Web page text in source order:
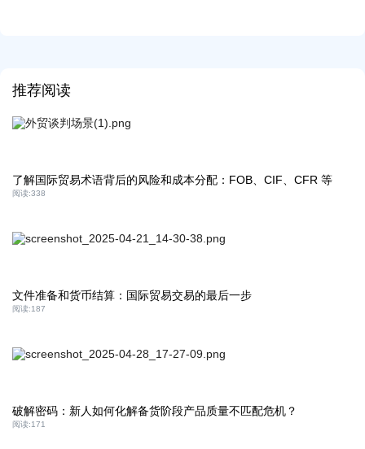
推荐阅读
了解国际贸易术语背后的风险和成本分配：FOB、CIF、CFR 等
阅读:338
文件准备和货币结算：国际贸易交易的最后一步
阅读:187
破解密码：新人如何化解备货阶段产品质量不匹配危机？
阅读:171